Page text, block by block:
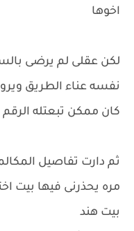
اخوها
لكن عقلى لم يرضى
نفسه عناء الطريق
كان ممكن تبعتله
ثم دارت تفاصيل
مره يحذرنى فيها بيت
بيت هند